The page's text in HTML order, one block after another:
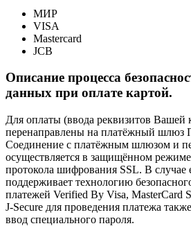
МИР
VISA
Mastercard
JCB
Описание процесса
данных при оплате картой.
Для оплаты (ввода реквизитов Вашей
перенаправлены на платёжный
Соединение с платёжным шлюзом и
осуществляется в защищённом
протокола шифрования SSL. В случае
поддерживает технологию
платежей Verified By Visa, MasterCard
J-Secure для проведения платежа
ввод специального пароля.